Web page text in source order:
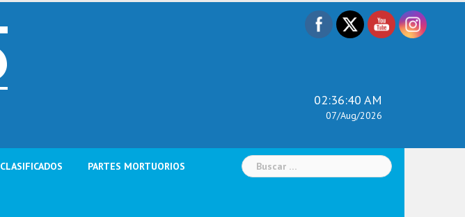
02:36:41 AM
07/Aug/2026
CLASIFICADOS PARTES MORTUORIOS Buscar: